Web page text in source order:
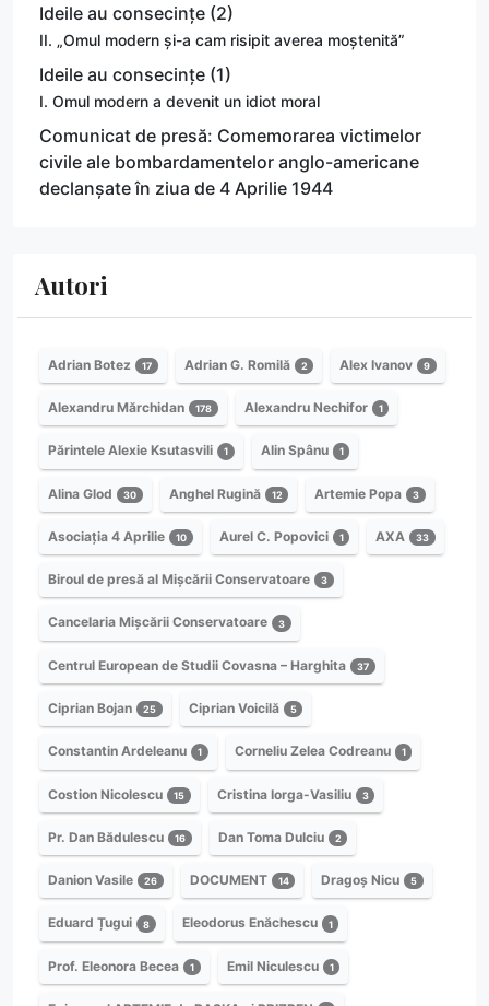
Ideile au consecințe (2)
II. „Omul modern și-a cam risipit averea moștenită”
Ideile au consecințe (1)
I. Omul modern a devenit un idiot moral
Comunicat de presă: Comemorarea victimelor
civile ale bombardamentelor anglo-americane
declanșate în ziua de 4 Aprilie 1944
Autori
Adrian Botez 17 Adrian G. Romilă 2 Alex Ivanov 9
Alexandru Mărchidan 178 Alexandru Nechifor 1
Părintele Alexie Ksutasvili 1 Alin Spânu 1
Alina Glod 30 Anghel Rugină 12 Artemie Popa 3
Asociația 4 Aprilie 10 Aurel C. Popovici 1 AXA 33
Biroul de presă al Mișcării Conservatoare 3
Cancelaria Mișcării Conservatoare 3
Centrul European de Studii Covasna – Harghita 37
Ciprian Bojan 25 Ciprian Voicilă 5
Constantin Ardeleanu 1 Corneliu Zelea Codreanu 1
Costion Nicolescu 15 Cristina Iorga-Vasiliu 3
Pr. Dan Bădulescu 16 Dan Toma Dulciu 2
Danion Vasile 26 DOCUMENT 14 Dragoș Nicu 5
Eduard Țugui 8 Eleodorus Enăchescu 1
Prof. Eleonora Becea 1 Emil Niculescu 1